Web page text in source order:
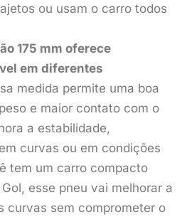
ou usam o carro todos
175 mm oferece
em diferentes
medida permite uma boa
e maior contato com o
a estabilidade,
curvas ou em condições
tem um carro compacto
esse pneu vai melhorar a
curvas sem comprometer o